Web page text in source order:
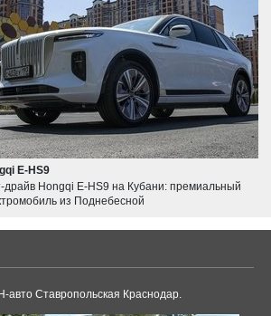
E-HS9
драйв Hongqi E-HS9 на Кубани: премиальный
из Поднебесной
авто Ставропольская Краснодар.